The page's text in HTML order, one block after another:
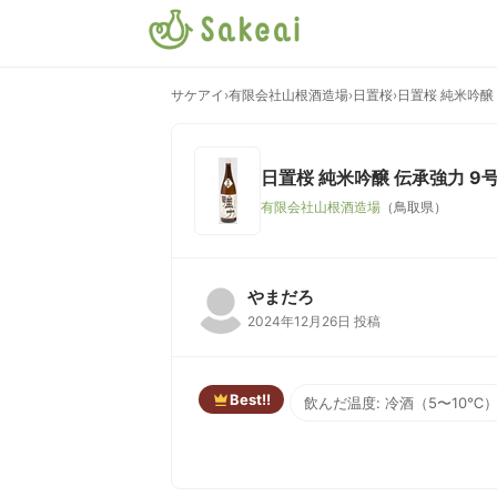
サケアイ ›有限会社山根酒造場›日置桜›日置桜 純米吟
日置桜 純米吟醸 伝承強力 9
有限会社山根酒造場 （鳥取県）
やまだろ
2024年12月26日 投稿
Best!! 飲んだ温度: 冷酒（5〜10℃）